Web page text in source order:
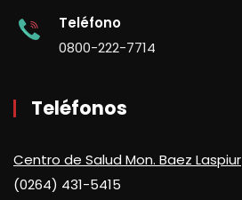
Teléfono
0800-222-7714
Teléfonos
Centro de Salud Mon. Baez Laspiur
(0264) 431-5415